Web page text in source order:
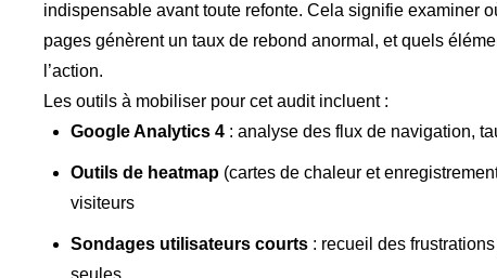
indispensable avant toute refonte. Cela signifie examiner
pages génèrent un taux de rebond anormal, et quels
l’action.
Les outils à mobiliser pour cet audit incluent :
Google Analytics 4 : analyse des flux de navigation,
Outils de heatmap (cartes de chaleur et
visiteurs
Sondages utilisateurs courts : recueil des
seules